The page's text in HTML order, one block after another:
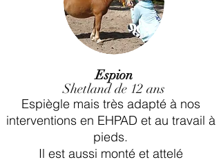
Espion
Shetland de 12 ans
Espiègle mais très adapté à nos
interventions en EHPAD et au travail à
pieds.
Il est aussi monté et attelé